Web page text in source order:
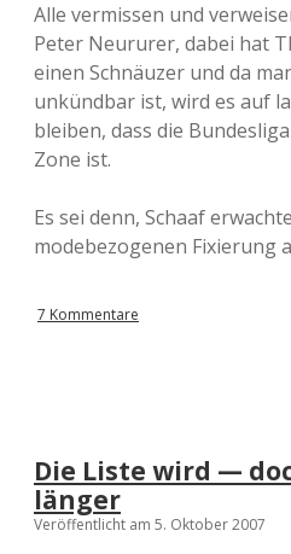
Alle vermissen und
Peter Neururer, dabei hat
einen Schnäuzer und da
unkündbar ist, wird es auf
bleiben, dass die
Zone ist.
Es sei denn, Schaaf
modebezogenen Fixierung
7 Kommentare
Die Liste wird —
länger
Veröffentlicht am 5. Oktober 2007